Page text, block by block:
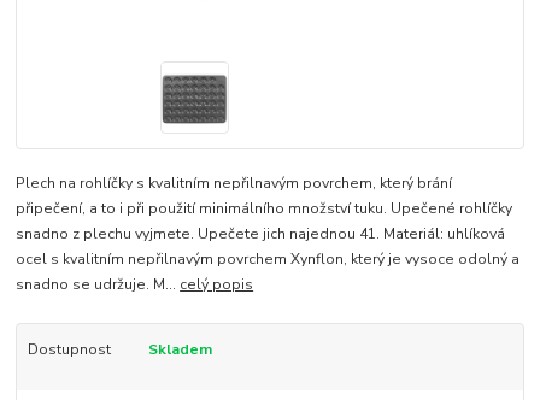
Plech na rohlíčky s kvalitním nepřilnavým povrchem, který brání
připečení, a to i při použití minimálního množství tuku. Upečené rohlíčky
snadno z plechu vyjmete. Upečete jich najednou 41. Materiál: uhlíková
ocel s kvalitním nepřilnavým povrchem Xynflon, který je vysoce odolný a
snadno se udržuje. M... celý popis
Dostupnost Skladem